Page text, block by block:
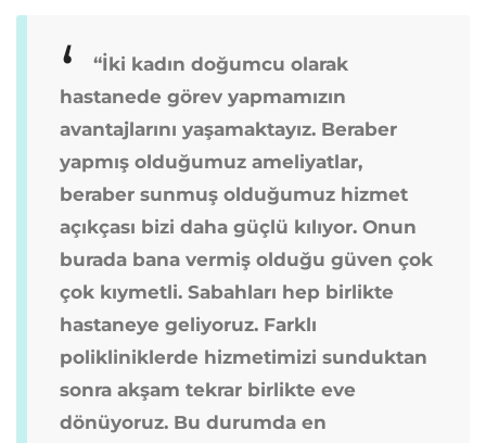
“İki kadın doğumcu olarak
hastanede görev yapmamızın
avantajlarını yaşamaktayız. Beraber
yapmış olduğumuz ameliyatlar,
beraber sunmuş olduğumuz hizmet
açıkçası bizi daha güçlü kılıyor. Onun
burada bana vermiş olduğu güven çok
çok kıymetli. Sabahları hep birlikte
hastaneye geliyoruz. Farklı
polikliniklerde hizmetimizi sunduktan
sonra akşam tekrar birlikte eve
dönüyoruz. Bu durumda en